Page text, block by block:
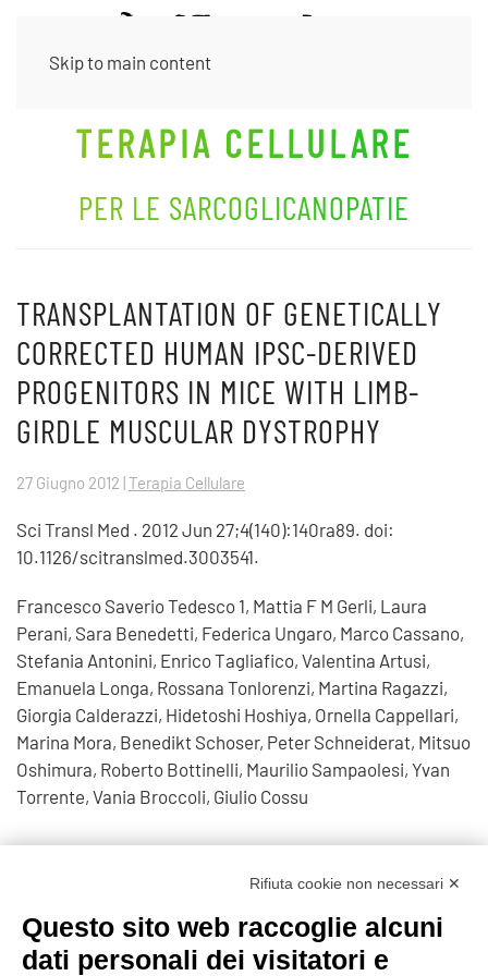
Skip to main content
TERAPIA CELLULARE
PER LE SARCOGLICANOPATIE
TRANSPLANTATION OF GENETICALLY
CORRECTED HUMAN IPSC-DERIVED
PROGENITORS IN MICE WITH LIMB-
GIRDLE MUSCULAR DYSTROPHY
27 Giugno 2012 |Terapia Cellulare
Sci Transl Med . 2012 Jun 27;4(140):140ra89. doi:
10.1126/scitranslmed.3003541.
Francesco Saverio Tedesco 1, Mattia F M Gerli, Laura
Perani, Sara Benedetti, Federica Ungaro, Marco Cassano,
Stefania Antonini, Enrico Tagliafico, Valentina Artusi,
Emanuela Longa, Rossana Tonlorenzi, Martina Ragazzi,
Giorgia Calderazzi, Hidetoshi Hoshiya, Ornella Cappellari,
Marina Mora, Benedikt Schoser, Peter Schneiderat, Mitsuo
Oshimura, Roberto Bottinelli, Maurilio Sampaolesi, Yvan
Torrente, Vania Broccoli, Giulio Cossu
https://pubmed.ncbi.nlm.nih.gov/22745439/
Rifiuta cookie non necessari ✕
Questo sito web raccoglie alcuni
dati personali dei visitatori e